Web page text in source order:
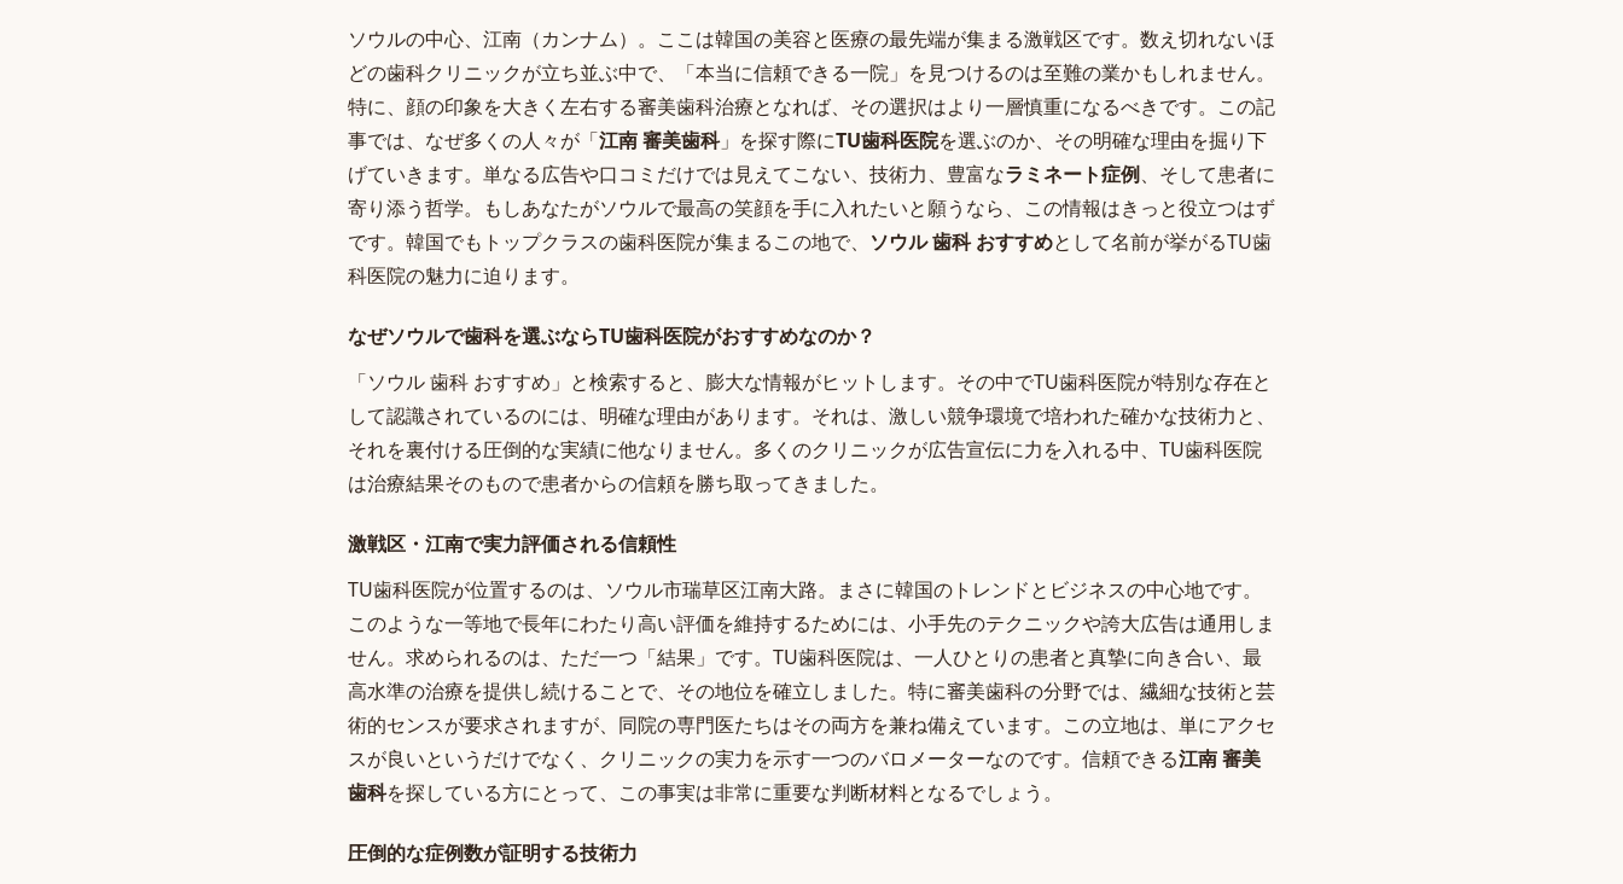
ソウルの中心、江南（カンナム）。ここは韓国の美容と医療の最先端が集まる激戦区です。数え切れないほ
どの歯科クリニックが立ち並ぶ中で、「本当に信頼できる一院」を見つけるのは至難の業かもしれません。
特に、顔の印象を大きく左右する審美歯科治療となれば、その選択はより一層慎重になるべきです。この記
事では、なぜ多くの人々が「江南 審美歯科」を探す際にTU歯科医院を選ぶのか、その明確な理由を掘り下
げていきます。単なる広告や口コミだけでは見えてこない、技術力、豊富なラミネート症例、そして患者に
寄り添う哲学。もしあなたがソウルで最高の笑顔を手に入れたいと願うなら、この情報はきっと役立つはず
です。韓国でもトップクラスの歯科医院が集まるこの地で、 ソウル 歯科 おすすめとして名前が挙がるTU歯
科医院の魅力に迫ります。
なぜソウルで歯科を選ぶならTU歯科医院がおすすめなのか？
「ソウル 歯科 おすすめ」と検索すると、膨大な情報がヒットします。その中でTU歯科医院が特別な存在と
して認識されているのには、明確な理由があります。それは、激しい競争環境で培われた確かな技術力と、
それを裏付ける圧倒的な実績に他なりません。多くのクリニックが広告宣伝に力を入れる中、TU歯科医院
は治療結果そのもので患者からの信頼を勝ち取ってきました。
激戦区・江南で実力評価される信頼性
TU歯科医院が位置するのは、ソウル市瑞草区江南大路。まさに韓国のトレンドとビジネスの中心地です。
このような一等地で長年にわたり高い評価を維持するためには、小手先のテクニックや誇大広告は通用しま
せん。求められるのは、ただ一つ「結果」です。TU歯科医院は、一人ひとりの患者と真摯に向き合い、最
高水準の治療を提供し続けることで、その地位を確立しました。特に審美歯科の分野では、繊細な技術と芸
術的センスが要求されますが、同院の専門医たちはその両方を兼ね備えています。この立地は、単にアクセ
スが良いというだけでなく、クリニックの実力を示す一つのバロメーターなのです。信頼できる江南 審美
歯科を探している方にとって、この事実は非常に重要な判断材料となるでしょう。
圧倒的な症例数が証明する技術力